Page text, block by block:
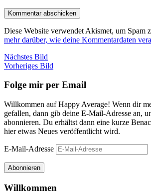
Diese Website verwendet Akismet, um Spam
mehr darüber, wie deine Kommentardaten
Nächstes Bild
Vorheriges Bild
Folge mir per Email
Willkommen auf Happy Average! Wenn dir
gefallen, dann gib deine E-Mail-Adresse an,
abonnieren. Du erhältst dann eine kurze
hier etwas Neues veröffentlicht wird.
E-Mail-Adresse
Abonnieren
Willkommen